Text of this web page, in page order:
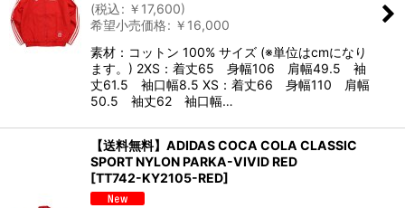
(税込: ￥ 17,600)
希望小売価格: ￥ 16,000
素材：コットン 100% サイズ (※単位はcmになり
ます。) 2XS：着丈65 身幅106 肩幅49.5 袖
丈61.5 袖口幅8.5 XS：着丈66 身幅110 肩幅
50.5 袖丈62 袖口幅…
【送料無料】ADIDAS COCA COLA CLASSIC
SPORT NYLON PARKA-VIVID RED
[TT742-KY2105-RED]